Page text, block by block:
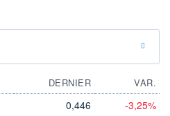
DERNIER
VAR.
0,446 -3,25%